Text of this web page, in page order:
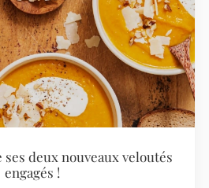
deux nouveaux veloutés
engagés !